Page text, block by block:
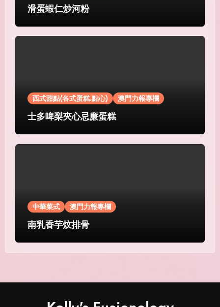
滑蛋蝦仁炒河粉
西式甜點(各式蛋糕.點心) 澳門力報專欄
士多啤梨夾心忌廉蛋糕
中華菜式 澳門力報專欄
南乳香芋炆排骨